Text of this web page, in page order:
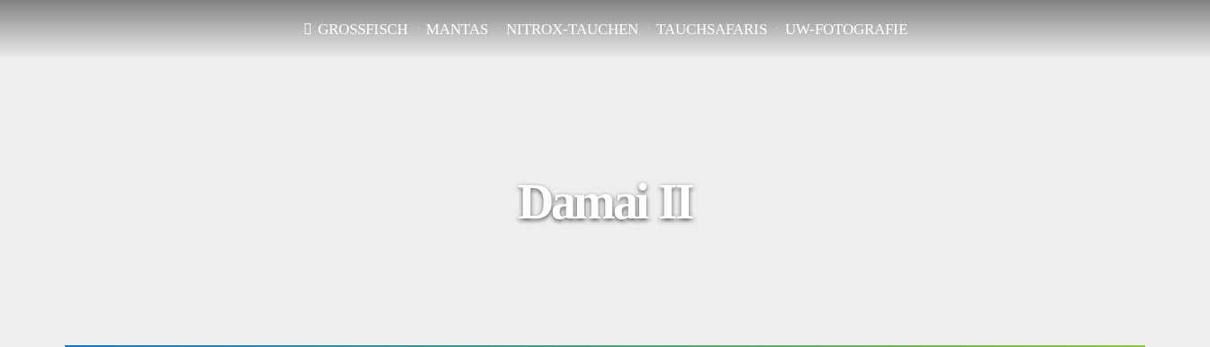
GROSSFISCH MANTAS NITROX-TAUCHEN TAUCHSAFARIS UW-FOTOGRAFIE
Damai II